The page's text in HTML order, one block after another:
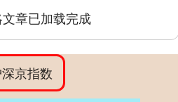
章已加载完成
京指数